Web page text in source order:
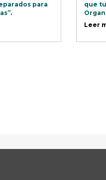
para
a formar
que
Leer